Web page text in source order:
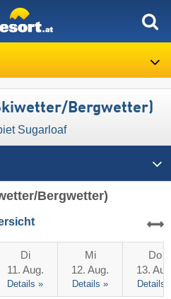
Bergwetter)
Sugarloaf
Bergwetter)
Di
11. Aug.
Details »
Mi
12. Aug.
Details »
Do
13.
Details